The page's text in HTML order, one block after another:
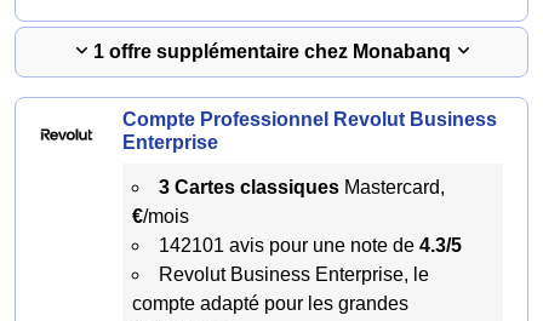
1 offre supplémentaire chez Monabanq
Compte Professionnel Revolut Business
Enterprise
3 Cartes classiquesMastercard,
€/mois
142101 avis pour une note de 4.3/5
Revolut Business Enterprise, le
compte adapté pour les grandes